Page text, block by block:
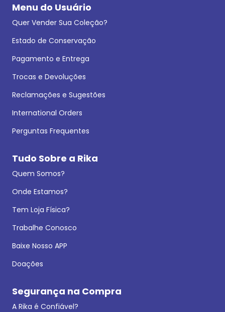
Menu do Usuário
Quer Vender Sua Coleção?
Estado de Conservação
Pagamento e Entrega
Trocas e Devoluções
Reclamações e Sugestões
International Orders
Perguntas Frequentes
Tudo Sobre a Rika
Quem Somos?
Onde Estamos?
Tem Loja Física?
Trabalhe Conosco
Baixe Nosso APP
Doações
Segurança na Compra
A Rika é Confiável?